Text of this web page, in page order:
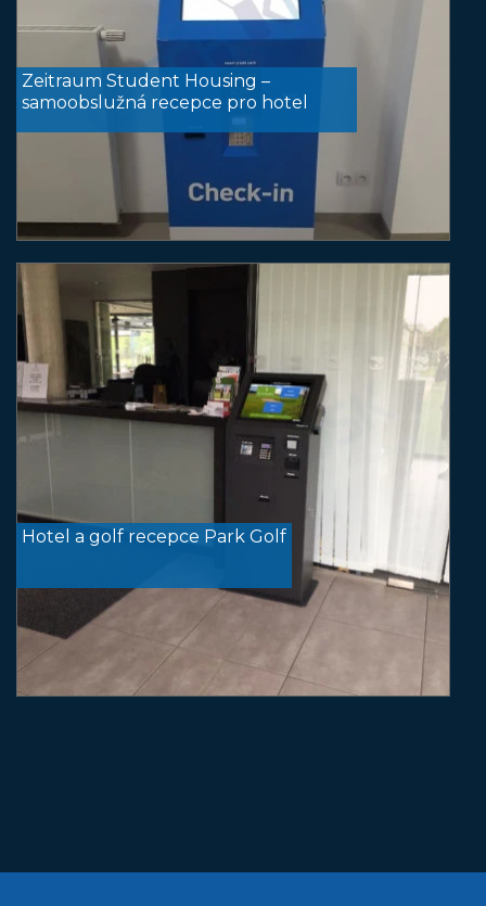
Zeitraum Student Housing –
samoobslužná recepce pro hotel
Hotel a golf recepce Park Golf